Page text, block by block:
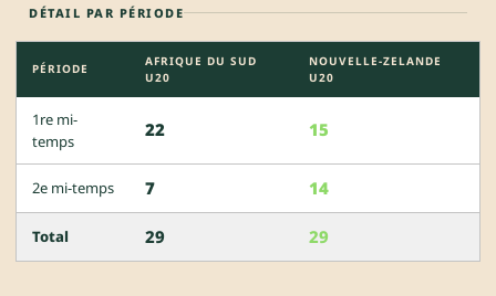
DÉTAIL PAR PÉRIODE
PÉRIODE
AFRIQUE DU SUD
U20
NOUVELLE-ZELANDE
U20
1re mi-
temps
22 15
2e mi-temps 7 14
Total 29 29